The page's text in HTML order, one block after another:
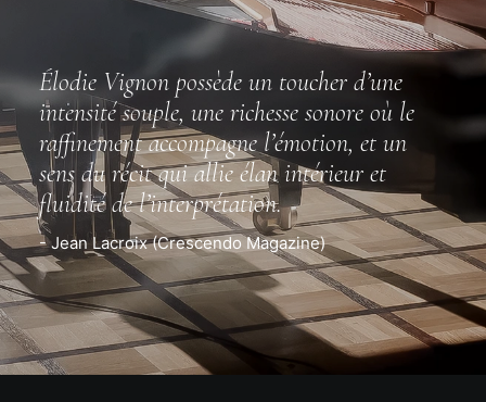
Élodie Vignon possède un toucher d’une
intensité souple, une richesse sonore où le
raffinement accompagne l’émotion, et un
sens du récit qui allie élan intérieur et
fluidité de l’interprétation.
- Jean Lacroix (Crescendo Magazine)